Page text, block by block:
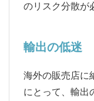
のリスク分散が
輸出の低迷
海外の販売店に
にとって、輸出